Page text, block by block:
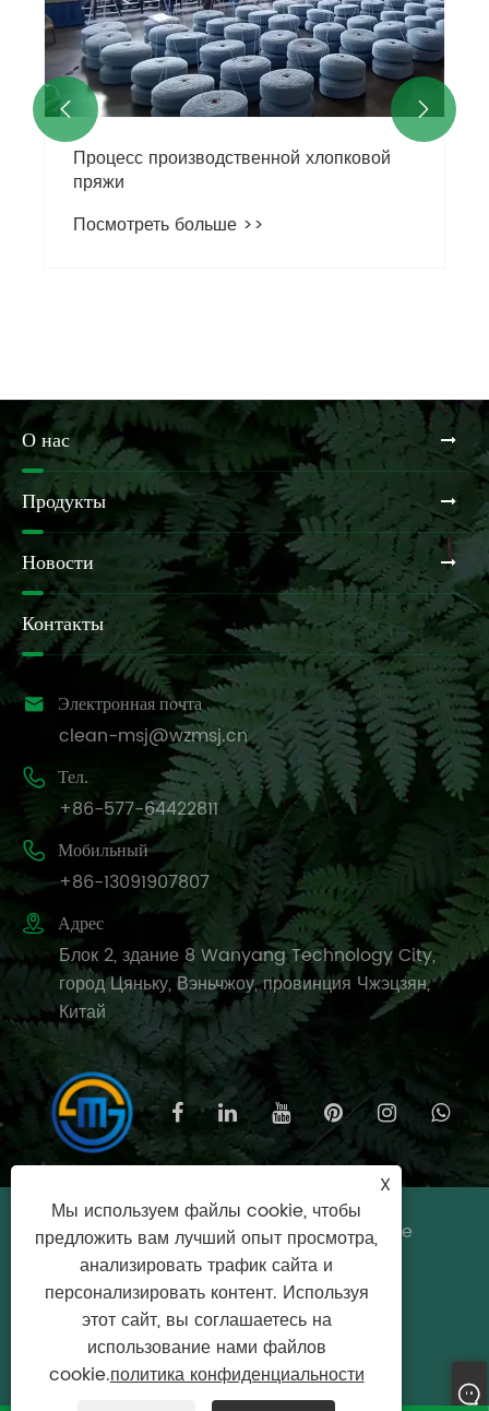
Процесс производственной хлопковой
пряжи
Посмотреть больше >>
 
О нас
Продукты
Новости
Контакты
 Электронная почта
clean-msj@wzmsj.cn
 Тел.
+86-577-64422811
 Мобильный
+86-13091907807
 Адрес
Блок 2, здание 8 Wanyang Technology City,
город Цяньку, Вэньчжоу, провинция Чжэцзян,
Китай
Авторские права © 2025 Вэньчжоу Meishijie
Household Products Co., Ltd. Все права
защищены.
Links|Sitemap| RSS|XML|политика
конфиденциальности
X
Мы используем файлы cookie, чтобы
предложить вам лучший опыт просмотра,
анализировать трафик сайта и
персонализировать контент. Используя
этот сайт, вы соглашаетесь на
использование нами файлов
cookie.политика конфиденциальности